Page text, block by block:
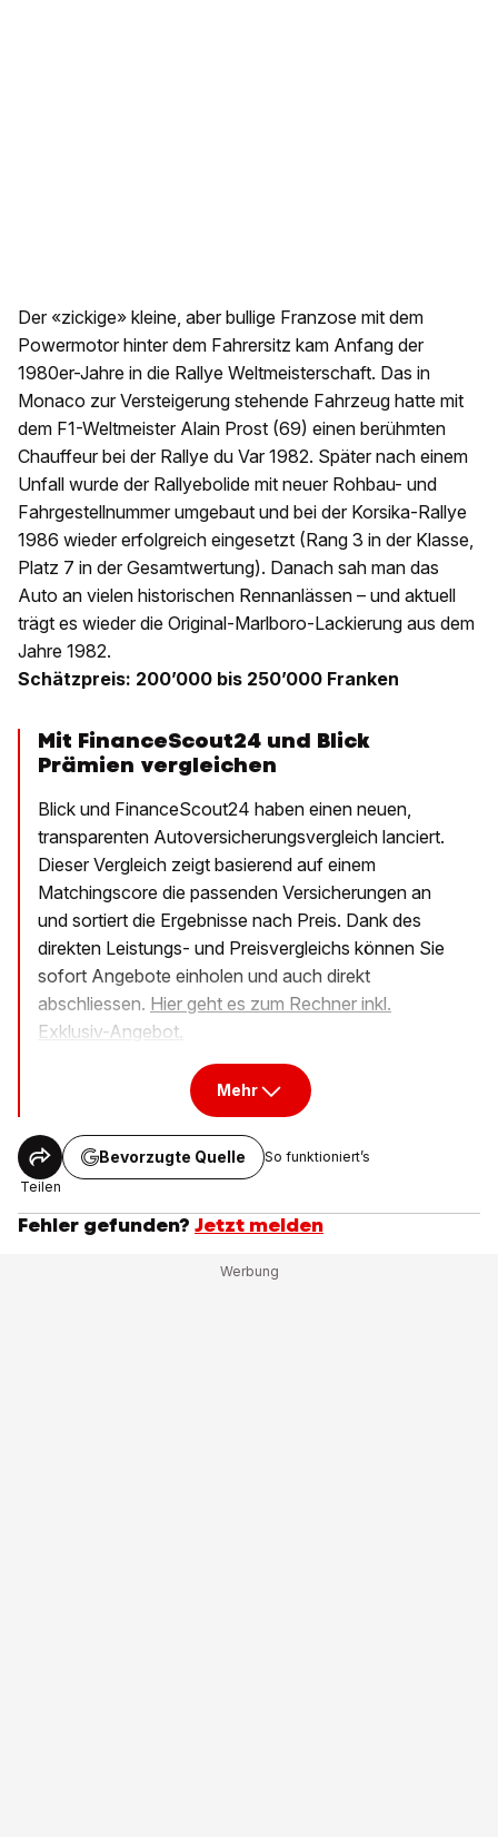
Der «zickige» kleine, aber bullige Franzose mit dem
Powermotor hinter dem Fahrersitz kam Anfang der
1980er-Jahre in die Rallye Weltmeisterschaft. Das in
Monaco zur Versteigerung stehende Fahrzeug hatte mit
dem F1-Weltmeister Alain Prost (69) einen berühmten
Chauffeur bei der Rallye du Var 1982. Später nach einem
Unfall wurde der Rallyebolide mit neuer Rohbau- und
Fahrgestellnummer umgebaut und bei der Korsika-Rallye
1986 wieder erfolgreich eingesetzt (Rang 3 in der Klasse,
Platz 7 in der Gesamtwertung). Danach sah man das
Auto an vielen historischen Rennanlässen – und aktuell
trägt es wieder die Original-Marlboro-Lackierung aus dem
Jahre 1982.
Schätzpreis: 200’000 bis 250’000 Franken
Mit FinanceScout24 und Blick
Prämien vergleichen
Blick und FinanceScout24 haben einen neuen,
transparenten Autoversicherungsvergleich lanciert.
Dieser Vergleich zeigt basierend auf einem
Matchingscore die passenden Versicherungen an
und sortiert die Ergebnisse nach Preis. Dank des
direkten Leistungs- und Preisvergleichs können Sie
sofort Angebote einholen und auch direkt
abschliessen. Hier geht es zum Rechner inkl.
Exklusiv-Angebot.
Mehr
Teilen
Bevorzugte Quelle So funktioniert’s
Fehler gefunden? Jetzt melden